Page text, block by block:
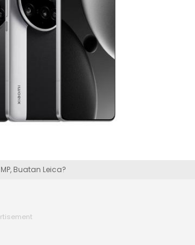
Buatan Leica?